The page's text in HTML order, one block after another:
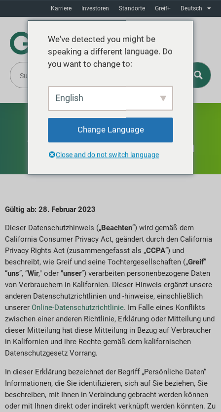
Karriere Investoren Standorte Greif+ Deutsch
Datenschutzhinweis für
Verbraucher in Kalifornien
Gültig ab: 28. Februar 2023
Dieser Datenschutzhinweis („Beachten”) wird gemäß dem
California Consumer Privacy Act, geändert durch den California
Privacy Rights Act (zusammengefasst als „CCPA”) und
beschreibt, wie Greif und seine Tochtergesellschaften („Greif”
“uns”, “Wir," oder "unser”) verarbeiten personenbezogene Daten
von Verbrauchern in Kalifornien. Dieser Hinweis ergänzt unsere
anderen Datenschutzrichtlinien und -hinweise, einschließlich
unserer Online-Datenschutzrichtlinie. Im Falle eines Konflikts
zwischen einer anderen Richtlinie, Erklärung oder Mitteilung und
dieser Mitteilung hat diese Mitteilung in Bezug auf Verbraucher
in Kalifornien und ihre Rechte gemäß dem kalifornischen
Datenschutzgesetz Vorrang.
In dieser Erklärung bezeichnet der Begriff „Persönliche Daten“
Informationen, die Sie identifizieren, sich auf Sie beziehen, Sie
beschreiben, mit Ihnen in Verbindung gebracht werden können
oder mit Ihnen direkt oder indirekt verknüpft werden könnten. Zu
We've detected you might be
speaking a different language. Do
you want to change to:
English
Change Language
Close and do not switch language